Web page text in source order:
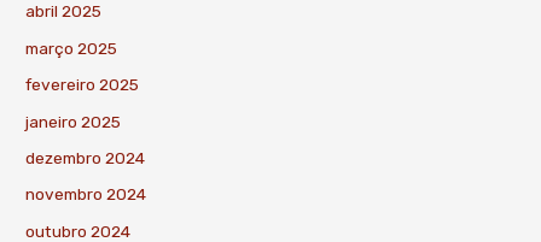
abril 2025
março 2025
fevereiro 2025
janeiro 2025
dezembro 2024
novembro 2024
outubro 2024